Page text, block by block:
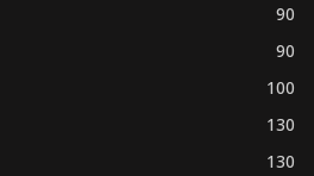
90
90
100
130
130